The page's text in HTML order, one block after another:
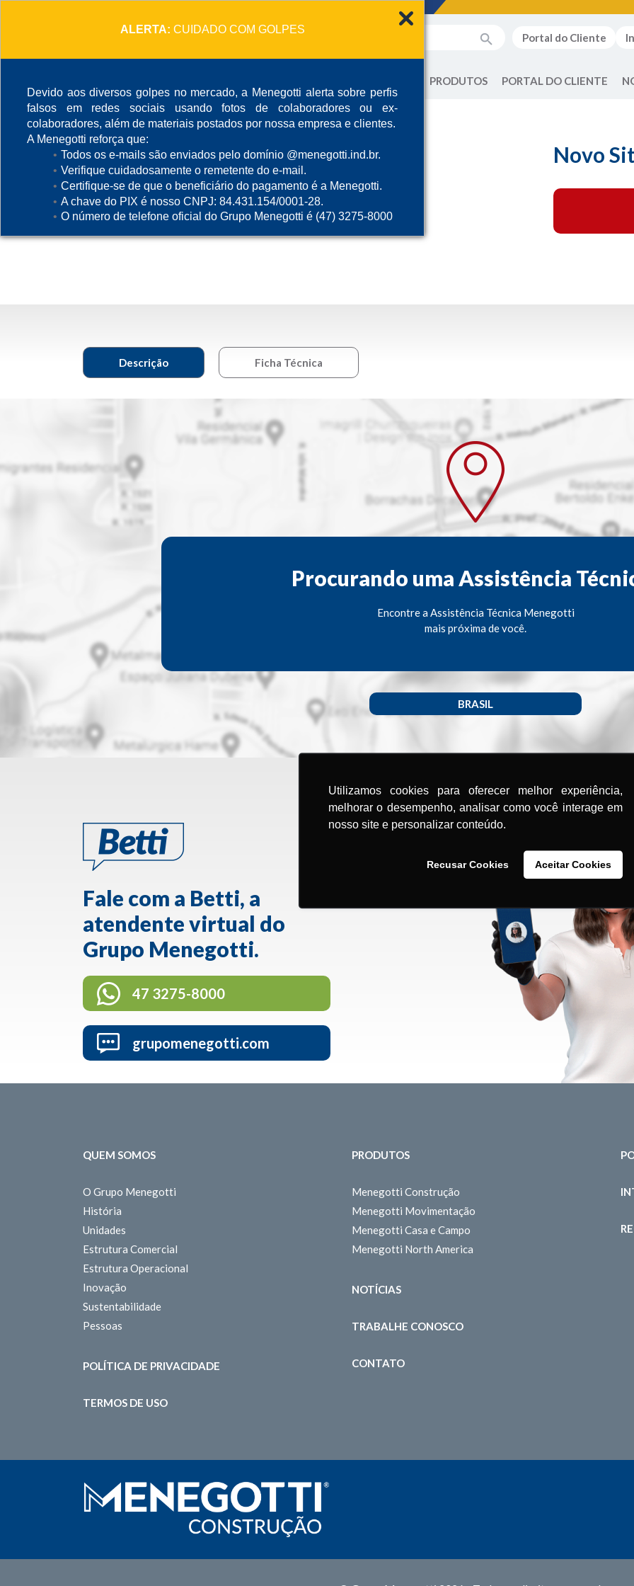
ALERTA: CUIDADO COM GOLPES
Devido aos diversos golpes no mercado, a Menegotti alerta sobre perfis
falsos em redes sociais usando fotos de colaboradores ou ex-
colaboradores, além de materiais postados por nossa empresa e clientes.
A Menegotti reforça que:
Todos os e-mails são enviados pelo domínio @menegotti.ind.br.
Verifique cuidadosamente o remetente do e-mail.
Certifique-se de que o beneficiário do pagamento é a Menegotti.
A chave do PIX é nosso CNPJ: 84.431.154/0001-28.
O número de telefone oficial do Grupo Menegotti é (47) 3275-8000
Utilizamos cookies para oferecer melhor experiência,
melhorar o desempenho, analisar como você interage em
nosso site e personalizar conteúdo.
Recusar Cookies Aceitar Cookies
Portal do Cliente
PRODUTOS PORTAL DO CLIENTE
Novo
Descrição Ficha Técnica
Procurando uma Assistência
Encontre a Assistência Técnica Menegotti
mais próxima de você.
BRASIL
Fale com a Betti, a
atendente virtual do
Grupo Menegotti.
47 3275-8000
grupomenegotti.com
QUEM SOMOS
O Grupo Menegotti
História
Unidades
Estrutura Comercial
Estrutura Operacional
Inovação
Sustentabilidade
Pessoas
POLÍTICA DE PRIVACIDADE
TERMOS DE USO
PRODUTOS
Menegotti Construção
Menegotti Movimentação
Menegotti Casa e Campo
Menegotti North America
NOTÍCIAS
TRABALHE CONOSCO
CONTATO